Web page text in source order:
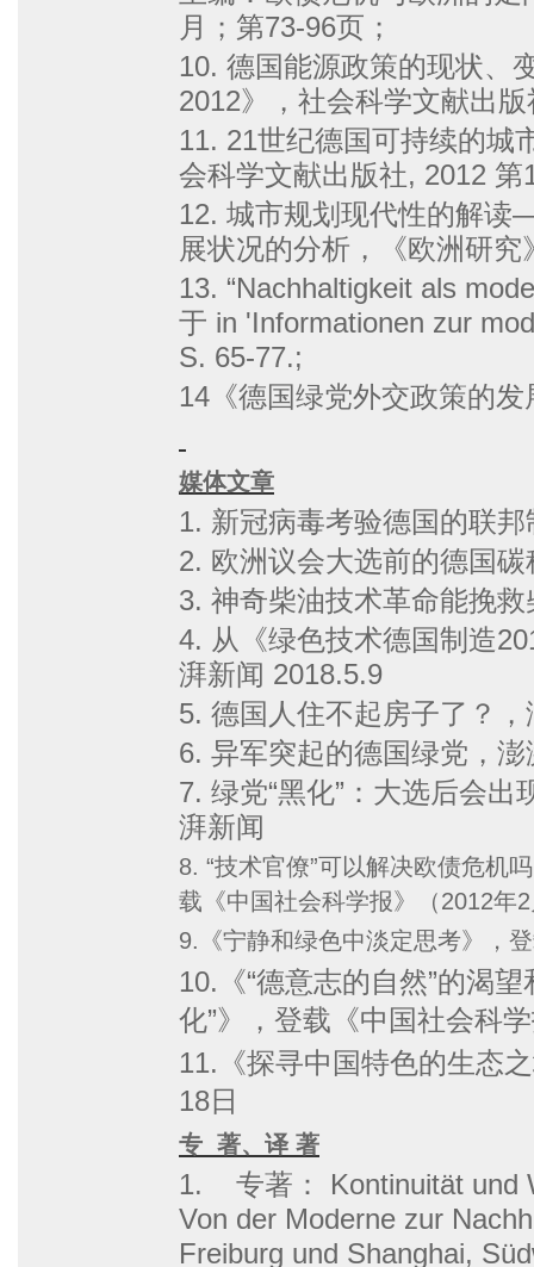
月；第73-96页；
10. 德国能源政策的现状、
2012》，社会科学文献出
11. 21世纪德国可持续的城
会科学文献出版社, 2012 第
12. 城市规划现代性的解
展状况的分析，《欧洲研究
13. “Nachhaltigkeit als
于 in 'Informationen zur
S. 65-77.;
14《德国绿党外交政策的
媒体文章
1. 新冠病毒考验德国的联
2. 欧洲议会大选前的德国
3. 神奇柴油技术革命能挽
4. 从《绿色技术德国制造
湃新闻 2018.5.9
5. 德国人住不起房子了？
6. 异军突起的德国绿党，
7. 绿党“黑化”：大选后会
湃新闻
8. “技术官僚”可以解决欧债危
载《中国社会科学报》（2012年
9.《宁静和绿色中淡定思考》，
10.《“德意志的自然”的渴
化”》，登载《中国社会科
11.《探寻中国特色的生态
18日
专 著、译 著
1. 专著： Kontinuität und
Von der Moderne zur
Freiburg und Shanghai,